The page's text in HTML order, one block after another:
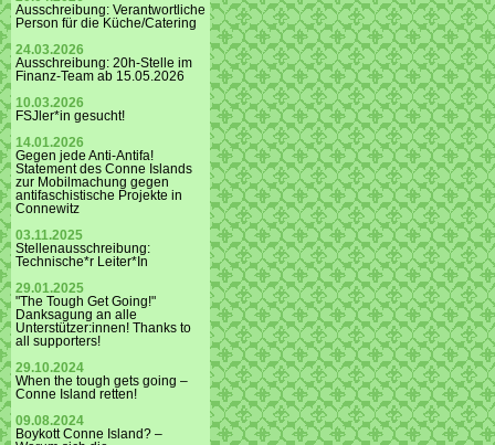
Ausschreibung: Verantwortliche
Person für die Küche/Catering
24.03.2026
Ausschreibung: 20h-Stelle im
Finanz-Team ab 15.05.2026
10.03.2026
FSJler*in gesucht!
14.01.2026
Gegen jede Anti-Antifa!
Statement des Conne Islands
zur Mobilmachung gegen
antifaschistische Projekte in
Connewitz
03.11.2025
Stellenausschreibung:
Technische*r Leiter*In
29.01.2025
"The Tough Get Going!"
Danksagung an alle
Unterstützer:innen! Thanks to
all supporters!
29.10.2024
When the tough gets going –
Conne Island retten!
09.08.2024
Boykott Conne Island? –